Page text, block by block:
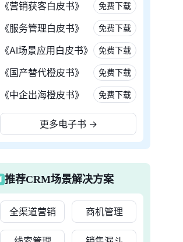
《营销获客白皮书》 免费下载
《服务管理白皮书》 免费下载
《AI场景应用白皮书》 免费下载
《国产替代橙皮书》 免费下载
《中企出海橙皮书》 免费下载
更多电子书 →
推荐CRM场景解决方案
全渠道营销 商机管理